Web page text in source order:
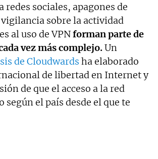
redes sociales, apagones de
sobre la actividad
al uso de VPNforman parte de
vez más complejo.Un
de Cloudwards ha elaborado
de libertad en Internet y
de que el acceso a la red
según el país desde el que te